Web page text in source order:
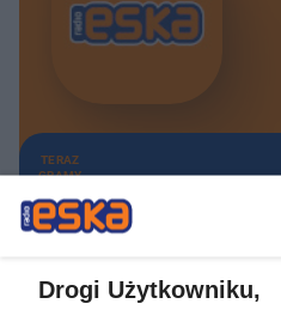
TERAZ
GRAMY
Drogi Użytkowniku,